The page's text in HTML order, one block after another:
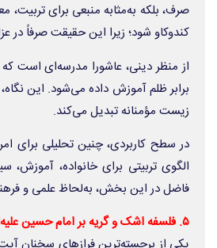
صرف، بلکه به‌مثابه منبعی برای
کندوکاو شود؛ زیرا این حقیقت صرفاً در
از منظر دینی، عاشورا مدرسه‌ای است
برابر ظلم آموزش داده می‌شود. این
زیست مؤمنانه تبدیل می‌کند.
در سطح کاربردی، چنین تحلیلی برای
الگوی تربیتی برای خانواده،
فاضل در این بخش، به‌لحاظ علمی و
۵. فلسفه اشک و گریه بر امام حسین علیه‌السلام